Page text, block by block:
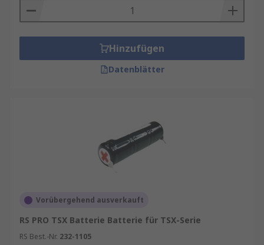
Hinzufügen
Datenblätter
Vorübergehend ausverkauft
RS PRO TSX Batterie Batterie für TSX-Serie
RS Best.-Nr. 232-1105